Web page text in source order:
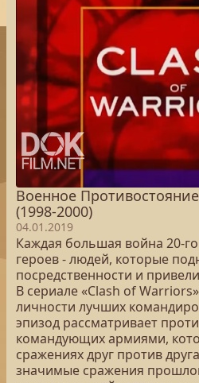
Военное
(1998-2000)
04.01.2019
Каждая большая война 20-го
героев - людей, которые
посредственности и
В сериале «Clash of
личности лучших
эпизод рассматривает
командующих армиями,
сражениях друг против
значимые сражения